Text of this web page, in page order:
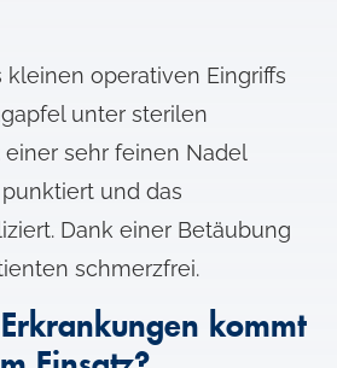
kleinen operativen Eingriffs
unter sterilen
sehr feinen Nadel
und das
Dank einer Betäubung
schmerzfrei.
kommt